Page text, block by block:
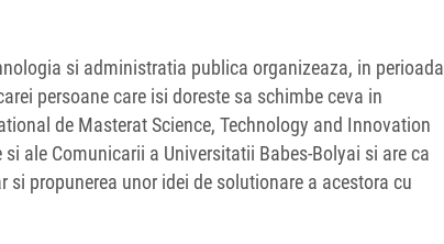
si administratia publica organizeaza, in perioada
persoane care isi doreste sa schimbe ceva in
de Masterat Science, Technology and Innovation
ale Comunicarii a Universitatii Babes-Bolyai si are ca
propunerea unor idei de solutionare a acestora cu